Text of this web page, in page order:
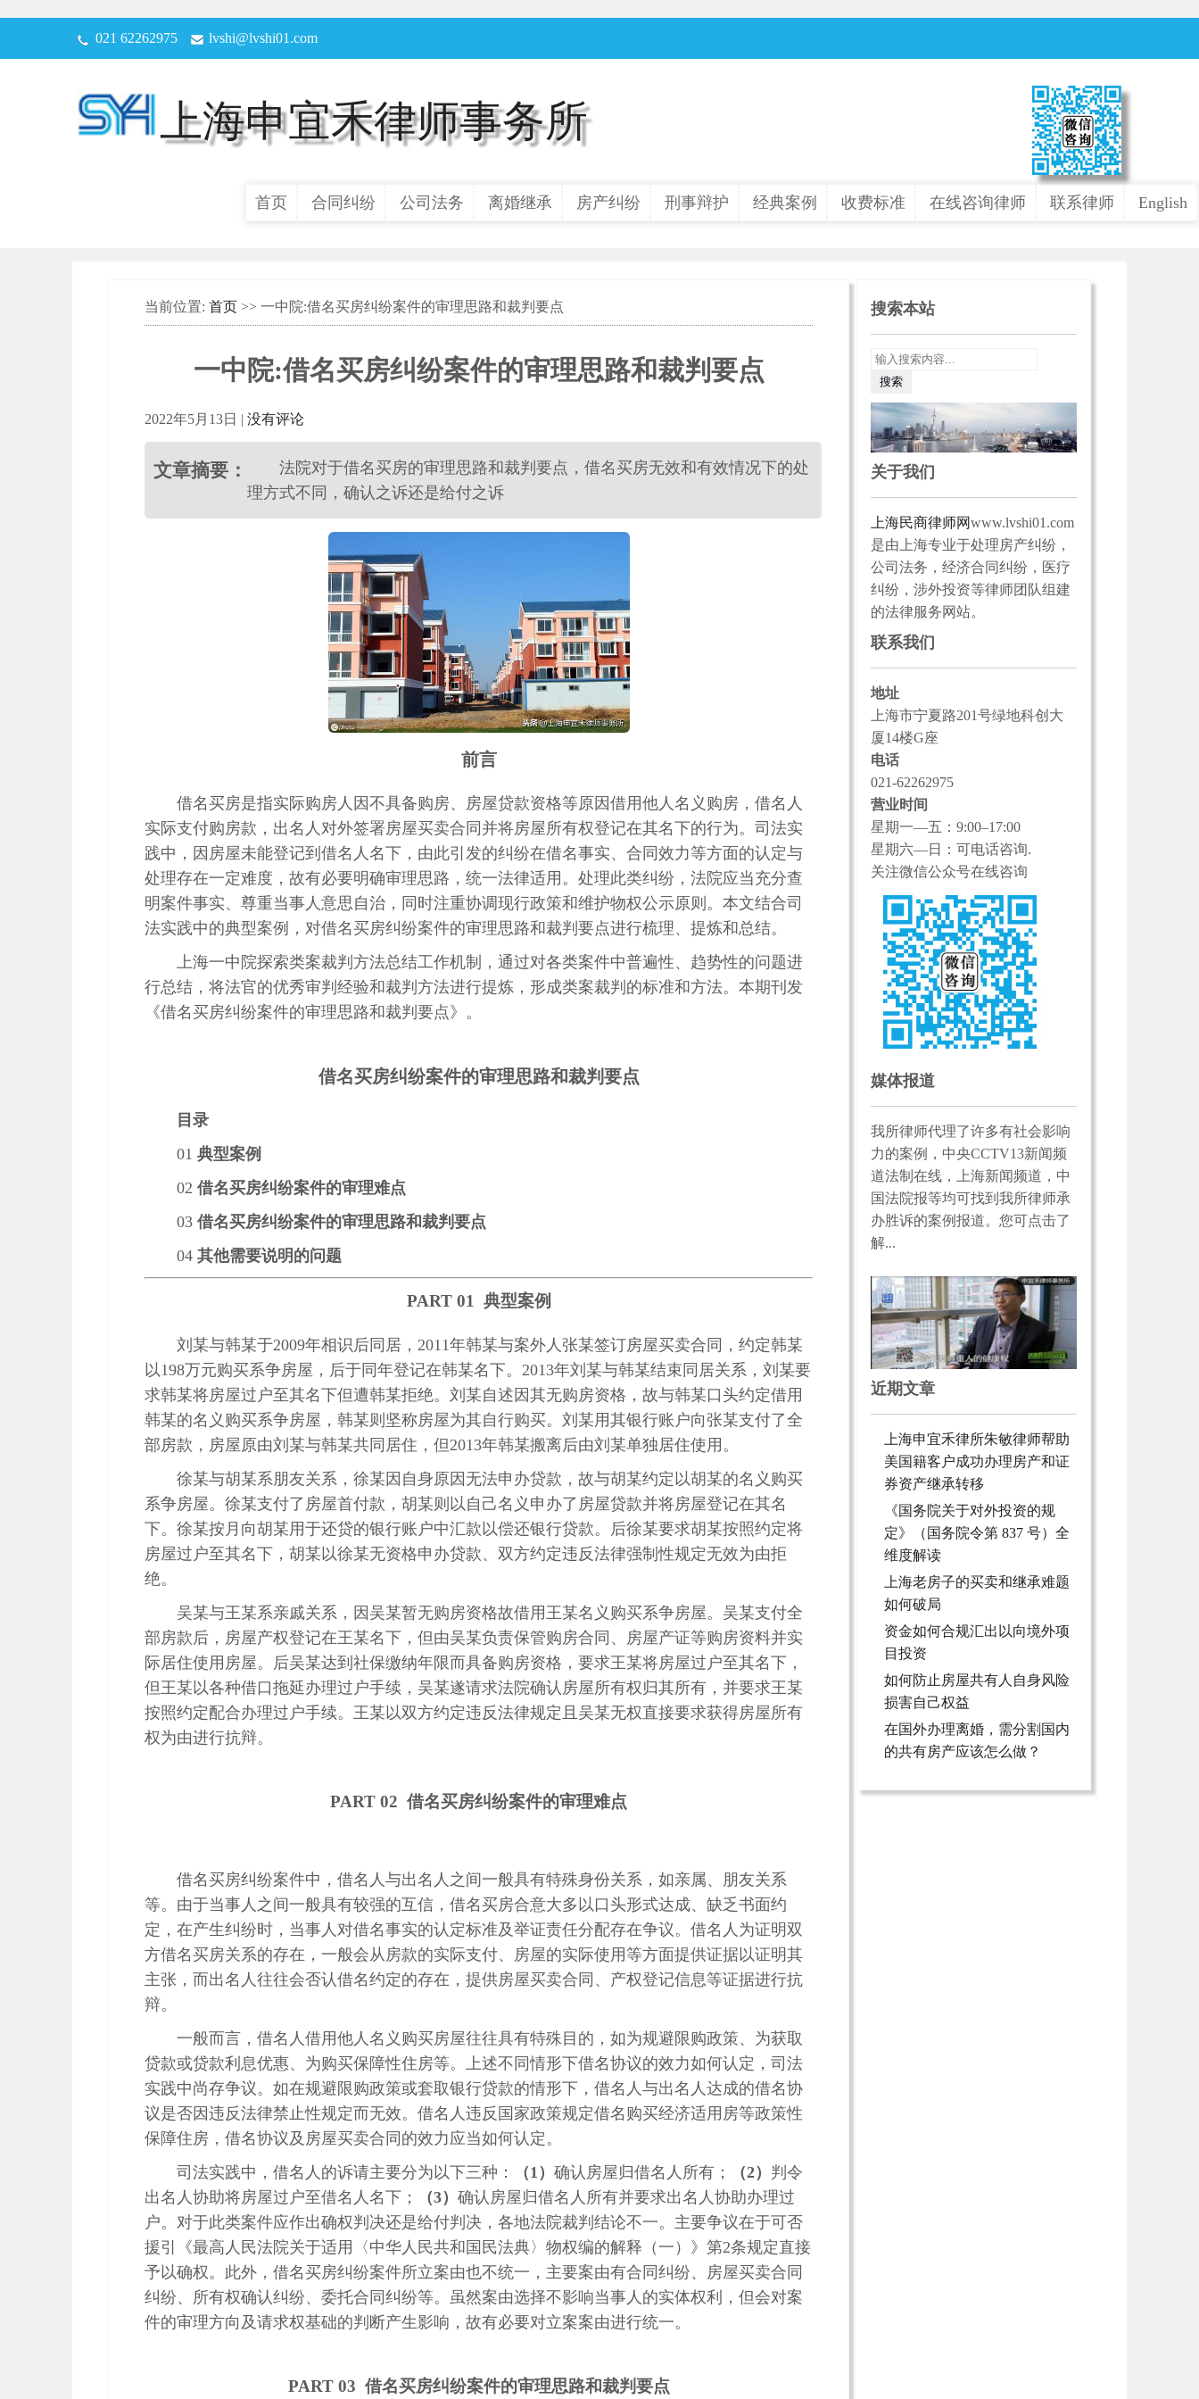
021 62262975 lvshi@lvshi01.com
上海申宜禾律师事务所
首页 合同纠纷 公司法务 离婚继承 房产纠纷 刑事辩护 经典案例 收费标准 在线咨询律师 联系律师 English
当前位置: 首页 >> 一中院:借名买房纠纷案件的审理思路和裁判要点
一中院:借名买房纠纷案件的审理思路和裁判要点
2022年5月13日 | 没有评论
文章摘要：
法院对于借名买房的审理思路和裁判要点，借名买房无效和有效情况下的处
理方式不同，确认之诉还是给付之诉
前言
借名买房是指实际购房人因不具备购房、房屋贷款资格等原因借用他人名义购房，借名人
实际支付购房款，出名人对外签署房屋买卖合同并将房屋所有权登记在其名下的行为。司法实
践中，因房屋未能登记到借名人名下，由此引发的纠纷在借名事实、合同效力等方面的认定与
处理存在一定难度，故有必要明确审理思路，统一法律适用。处理此类纠纷，法院应当充分查
明案件事实、尊重当事人意思自治，同时注重协调现行政策和维护物权公示原则。本文结合司
法实践中的典型案例，对借名买房纠纷案件的审理思路和裁判要点进行梳理、提炼和总结。
上海一中院探索类案裁判方法总结工作机制，通过对各类案件中普遍性、趋势性的问题进
行总结，将法官的优秀审判经验和裁判方法进行提炼，形成类案裁判的标准和方法。本期刊发
《借名买房纠纷案件的审理思路和裁判要点》。
借名买房纠纷案件的审理思路和裁判要点
目录
01 典型案例
02 借名买房纠纷案件的审理难点
03 借名买房纠纷案件的审理思路和裁判要点
04 其他需要说明的问题
PART 01 典型案例
刘某与韩某于2009年相识后同居，2011年韩某与案外人张某签订房屋买卖合同，约定韩某
以198万元购买系争房屋，后于同年登记在韩某名下。2013年刘某与韩某结束同居关系，刘某要
求韩某将房屋过户至其名下但遭韩某拒绝。刘某自述因其无购房资格，故与韩某口头约定借用
韩某的名义购买系争房屋，韩某则坚称房屋为其自行购买。刘某用其银行账户向张某支付了全
部房款，房屋原由刘某与韩某共同居住，但2013年韩某搬离后由刘某单独居住使用。
徐某与胡某系朋友关系，徐某因自身原因无法申办贷款，故与胡某约定以胡某的名义购买
系争房屋。徐某支付了房屋首付款，胡某则以自己名义申办了房屋贷款并将房屋登记在其名
下。徐某按月向胡某用于还贷的银行账户中汇款以偿还银行贷款。后徐某要求胡某按照约定将
房屋过户至其名下，胡某以徐某无资格申办贷款、双方约定违反法律强制性规定无效为由拒
绝。
吴某与王某系亲戚关系，因吴某暂无购房资格故借用王某名义购买系争房屋。吴某支付全
部房款后，房屋产权登记在王某名下，但由吴某负责保管购房合同、房屋产证等购房资料并实
际居住使用房屋。后吴某达到社保缴纳年限而具备购房资格，要求王某将房屋过户至其名下，
但王某以各种借口拖延办理过户手续，吴某遂请求法院确认房屋所有权归其所有，并要求王某
按照约定配合办理过户手续。王某以双方约定违反法律规定且吴某无权直接要求获得房屋所有
权为由进行抗辩。
PART 02借名买房纠纷案件的审理难点
借名买房纠纷案件中，借名人与出名人之间一般具有特殊身份关系，如亲属、朋友关系
等。由于当事人之间一般具有较强的互信，借名买房合意大多以口头形式达成、缺乏书面约
定，在产生纠纷时，当事人对借名事实的认定标准及举证责任分配存在争议。借名人为证明双
方借名买房关系的存在，一般会从房款的实际支付、房屋的实际使用等方面提供证据以证明其
主张，而出名人往往会否认借名约定的存在，提供房屋买卖合同、产权登记信息等证据进行抗
辩。
一般而言，借名人借用他人名义购买房屋往往具有特殊目的，如为规避限购政策、为获取
贷款或贷款利息优惠、为购买保障性住房等。上述不同情形下借名协议的效力如何认定，司法
实践中尚存争议。如在规避限购政策或套取银行贷款的情形下，借名人与出名人达成的借名协
议是否因违反法律禁止性规定而无效。借名人违反国家政策规定借名购买经济适用房等政策性
保障住房，借名协议及房屋买卖合同的效力应当如何认定。
司法实践中，借名人的诉请主要分为以下三种：
（1） 确认房屋归借名人所有； （2） 判令
出名人协助将房屋过户至借名人名下；
（3） 确认房屋归借名人所有并要求出名人协助办理过
户。对于此类案件应作出确权判决还是给付判决，各地法院裁判结论不一。主要争议在于可否
援引《最高人民法院关于适用〈中华人民共和国民法典〉物权编的解释（一）》第2条规定直接
予以确权。此外，借名买房纠纷案件所立案由也不统一，主要案由有合同纠纷、房屋买卖合同
纠纷、所有权确认纠纷、委托合同纠纷等。虽然案由选择不影响当事人的实体权利，但会对案
件的审理方向及请求权基础的判断产生影响，故有必要对立案案由进行统一。
PART 03 借名买房纠纷案件的审理思路和裁判要点
搜索本站
关于我们
上海民商律师网www.lvshi01.com
是由上海专业于处理房产纠纷，
公司法务，经济合同纠纷，医疗
纠纷，涉外投资等律师团队组建
的法律服务网站。
联系我们
地址
上海市宁夏路201号绿地科创大
厦14楼G座
电话
021-62262975
营业时间
星期一—五：9:00–17:00
星期六—日：可电话咨询.
关注微信公众号在线咨询
媒体报道
我所律师代理了许多有社会影响
力的案例，中央CCTV13新闻频
道法制在线，上海新闻频道，中
国法院报等均可找到我所律师承
办胜诉的案例报道。您可点击了
解...
近期文章
上海申宜禾律所朱敏律师帮助
美国籍客户成功办理房产和证
券资产继承转移
《国务院关于对外投资的规
定》（国务院令第 837 号）全
维度解读
上海老房子的买卖和继承难题
如何破局
资金如何合规汇出以向境外项
目投资
如何防止房屋共有人自身风险
损害自己权益
在国外办理离婚，需分割国内
的共有房产应该怎么做？